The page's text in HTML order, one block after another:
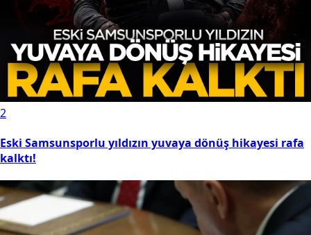
2
Eski Samsunsporlu yıldızın yuvaya dönüş hikayesi rafa
kalktı!